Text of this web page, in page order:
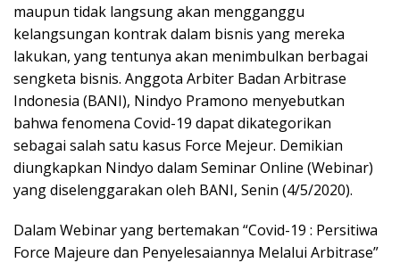
maupun tidak langsung akan mengganggu
kelangsungan kontrak dalam bisnis yang mereka
lakukan, yang tentunya akan menimbulkan berbagai
sengketa bisnis. Anggota Arbiter Badan Arbitrase
Indonesia (BANI), Nindyo Pramono menyebutkan
bahwa fenomena Covid-19 dapat dikategorikan
sebagai salah satu kasus Force Mejeur. Demikian
diungkapkan Nindyo dalam Seminar Online (Webinar)
yang diselenggarakan oleh BANI, Senin (4/5/2020).
Dalam Webinar yang bertemakan “Covid-19 : Persitiwa
Force Majeure dan Penyelesaiannya Melalui Arbitrase”